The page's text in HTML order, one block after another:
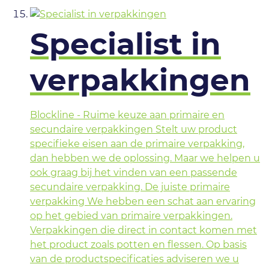
Specialist in
verpakkingen
Blockline - Ruime keuze aan primaire en
secundaire verpakkingen Stelt uw product
specifieke eisen aan de primaire verpakking,
dan hebben we de oplossing. Maar we helpen u
ook graag bij het vinden van een passende
secundaire verpakking. De juiste primaire
verpakking We hebben een schat aan ervaring
op het gebied van primaire verpakkingen.
Verpakkingen die direct in contact komen met
het product zoals potten en flessen. Op basis
van de productspecificaties adviseren we u